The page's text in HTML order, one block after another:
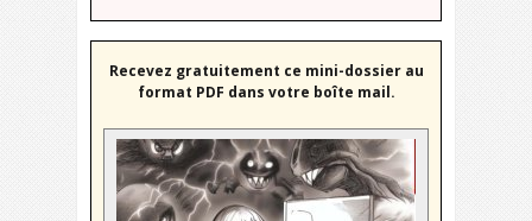
Recevez gratuitement ce mini-dossier au
format PDF dans votre boîte mail.